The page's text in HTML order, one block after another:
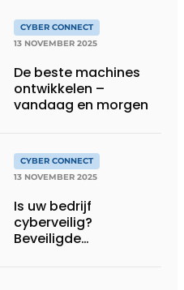
CYBER CONNECT
13 NOVEMBER 2025
De beste machines
ontwikkelen –
vandaag en morgen
CYBER CONNECT
13 NOVEMBER 2025
Is uw bedrijf
cyberveilig?
Beveiligde